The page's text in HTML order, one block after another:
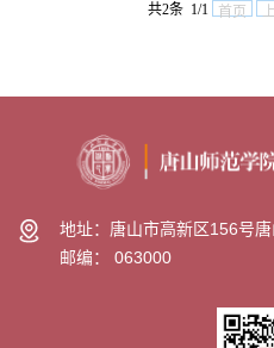
共2条 1/1 首页
地址：唐山市高新区156号
邮编： 063000